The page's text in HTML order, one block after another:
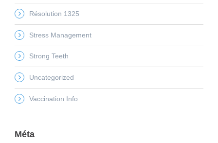
Résolution 1325
Stress Management
Strong Teeth
Uncategorized
Vaccination Info
Méta